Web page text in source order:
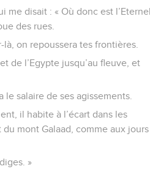
disait : « Où donc est l’Eternel
des rues.
on repoussera tes frontières.
de l’Egypte jusqu’au fleuve, et
salaire de ses agissements.
il habite à l’écart dans les
mont Galaad, comme aux jours
»